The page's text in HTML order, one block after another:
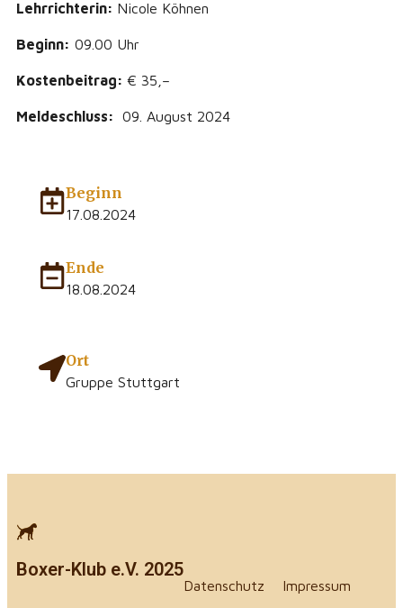
Lehrrichterin: Nicole Köhnen
Beginn: 09.00 Uhr
Kostenbeitrag: € 35,–
Meldeschluss: 09. August 2024
Beginn
17.08.2024
Ende
18.08.2024
Ort
Gruppe Stuttgart
Boxer-Klub e.V. 2025
Datenschutz Impressum